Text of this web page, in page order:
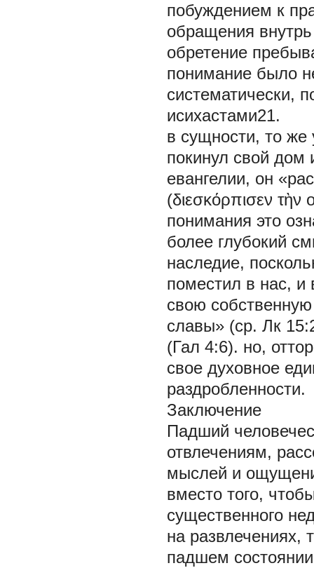
побуждением к
обращения
обретение
понимание было
систематически,
исихастами21.
в сущности, то
покинул свой дом
евангелии, он
(διεσκόρπισεν
понимания это
более глубокий
наследие,
поместил в нас, и
свою
славы» (ср. Лк
(Гал 4:6). но,
свое духовное
раздробленности.
Заключение
Падший
отвлечениям,
мыслей и
вместо того,
существенного
на
падшем